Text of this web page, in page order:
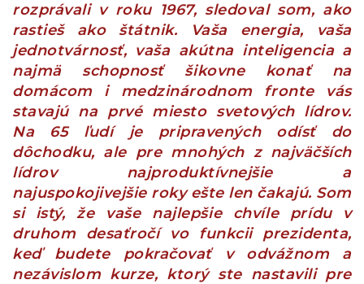
rozprávali v roku 1967, sledoval som, ako
rastieš ako štátnik. Vaša energia, vaša
jednotvárnosť, vaša akútna inteligencia a
najmä schopnosť šikovne konať na
domácom i medzinárodnom fronte vás
stavajú na prvé miesto svetových lídrov.
Na 65 ľudí je pripravených odísť do
dôchodku, ale pre mnohých z najväčších
lídrov najproduktívnejšie a
najuspokojivejšie roky ešte len čakajú. Som
si istý, že vaše najlepšie chvíle prídu v
druhom desaťročí vo funkcii prezidenta,
keď budete pokračovať v odvážnom a
nezávislom kurze, ktorý ste nastavili pre